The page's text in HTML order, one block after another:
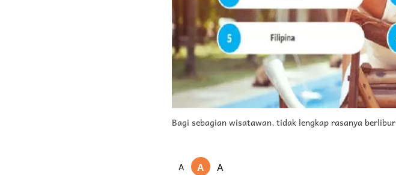
Bagi sebagian wisatawan, tidak lengkap rasanya
A A
A